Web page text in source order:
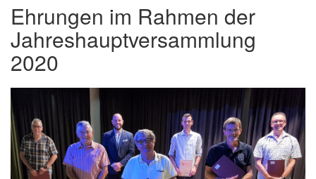
Ehrungen im Rahmen der
Jahreshauptversammlung
2020